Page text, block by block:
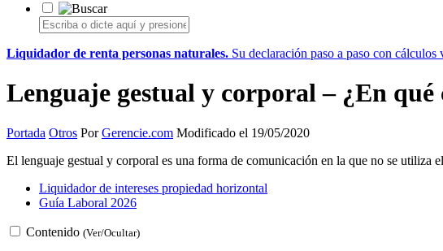
Liquidador de renta personas naturales. Su declaración paso a paso con cálculos
Lenguaje gestual y corporal – ¿En qué
Portada Otros PorGerencie.com Modificado el 19/05/2020
El lenguaje gestual y corporal es una forma de comunicación en la que no se utiliza
Liquidador de intereses propiedad horizontal
Guía Laboral 2026
Contenido (Ver/Ocultar)